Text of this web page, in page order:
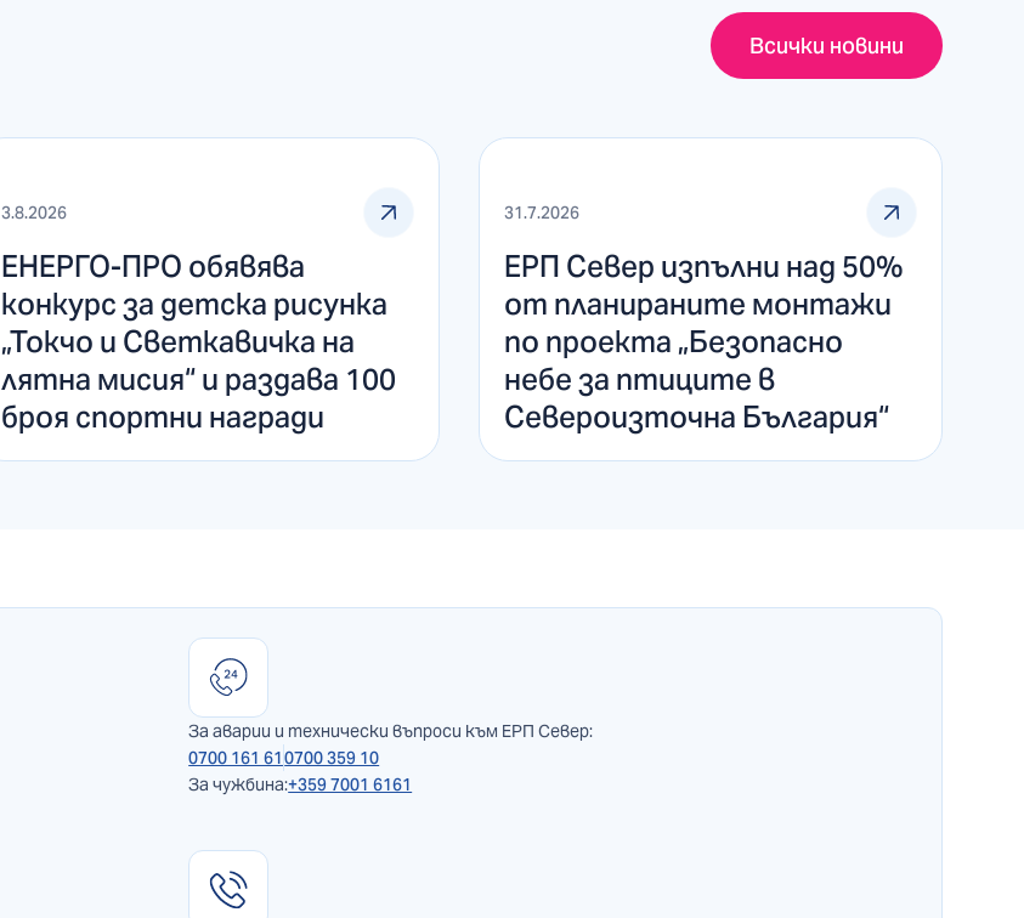
Всички новини
3.8.2026
ЕНЕРГО-ПРО обявява
конкурс за детска рисунка
„Токчо и Светкавичка на
лятна мисия“ и раздава 100
броя спортни награди
31.7.2026
ЕРП Север изпълни над 50%
от планираните монтажи
по проекта „Безопасно
небе за птиците в
Североизточна България“
За аварии и технически въпроси към ЕРП Север:
0700 161 610700 359 10
За чужбина:+359 7001 6161